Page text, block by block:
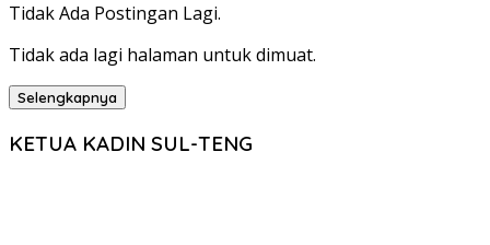
Tidak Ada Postingan Lagi.
Tidak ada lagi halaman untuk dimuat.
Selengkapnya
KETUA KADIN SUL-TENG